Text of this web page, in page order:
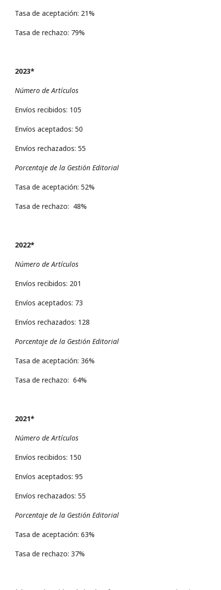
Tasa de aceptación: 21%
Tasa de rechazo: 79%
2023*
Número de Artículos
Envíos recibidos: 105
Envíos aceptados: 50
Envíos rechazados: 55
Porcentaje de la Gestión Editorial
Tasa de aceptación: 52%
Tasa de rechazo: 48%
2022*
Número de Artículos
Envíos recibidos: 201
Envíos aceptados: 73
Envíos rechazados: 128
Porcentaje de la Gestión Editorial
Tasa de aceptación: 36%
Tasa de rechazo: 64%
2021*
Número de Artículos
Envíos recibidos: 150
Envíos aceptados: 95
Envíos rechazados: 55
Porcentaje de la Gestión Editorial
Tasa de aceptación: 63%
Tasa de rechazo: 37%